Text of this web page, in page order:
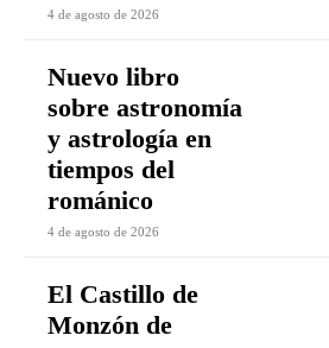
4 de agosto de 2026
Nuevo libro
sobre astronomía
y astrología en
tiempos del
románico
4 de agosto de 2026
El Castillo de
Monzón de